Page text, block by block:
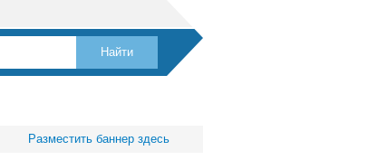
Разместить баннер здесь